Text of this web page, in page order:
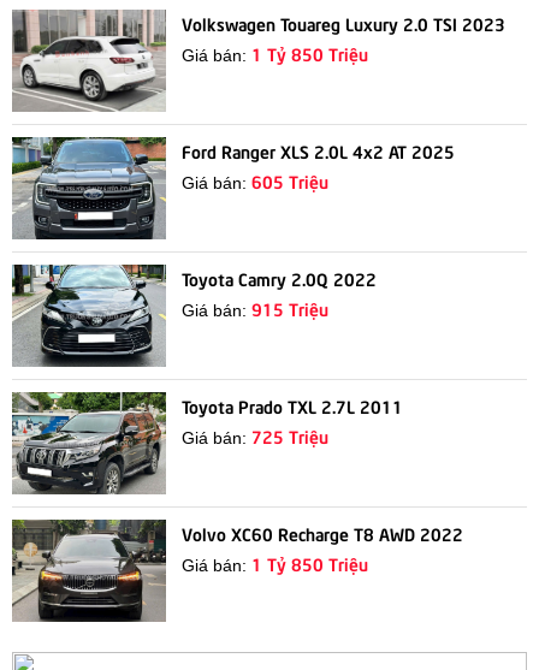
Volkswagen Touareg Luxury 2.0 TSI 2023
Giá bán: 1 Tỷ 850 Triệu
Ford Ranger XLS 2.0L 4x2 AT 2025
Giá bán:605 Triệu
Toyota Camry 2.0Q 2022
Giá bán:915 Triệu
Toyota Prado TXL 2.7L 2011
Giá bán: 725 Triệu
Volvo XC60 Recharge T8 AWD 2022
Giá bán: 1 Tỷ 850 Triệu